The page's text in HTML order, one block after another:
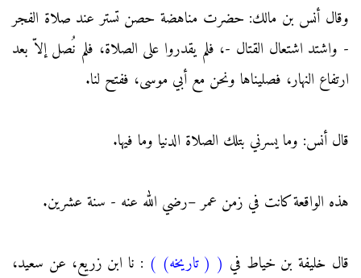
وقال أنس بن مالك: حضرت مناهضة حصن تستر عند صلاة الفجر
- واشتد اشتعال القتال -، فلم يقدروا على الصلاة، فلم نُصل إلاّ بعد
ارتفاع النهار، فصليناها ونحن مع أبي موسى، ففتح لنا.
قال أنس: وما يسرني بتلك الصلاة الدنيا وما فيها.
هذه الواقعة كانت في زمن عمر –رضي الله عنه - سنة عشرين.
قال خليفة بن خياط في ( ( تاريخه) ) : نا ابن زريع، عن سعيد،